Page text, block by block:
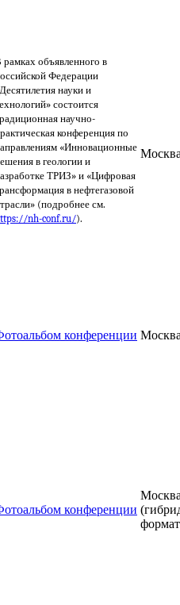
рамках объявленного в
Федерации
науки и
состоится
научно-
конференция по
«Инновационные
в геологии и
ТРИЗ» и «Цифровая
в нефтегазовой
(подробнее см.
nh-conf.ru/).
конференции
конференции